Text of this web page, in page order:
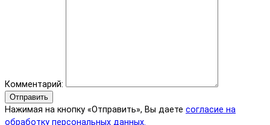
Комментарий:
Отправить
Нажимая на кнопку «Отправить», Вы даете согласие на
обработку персональных данных.